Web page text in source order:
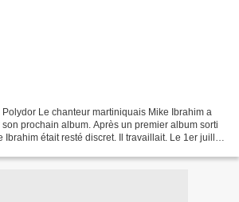
Le chanteur martiniquais Mike Ibrahim a
prochain album. Après un premier album sorti
Ibrahim était resté discret. Il travaillait. Le 1er juillet